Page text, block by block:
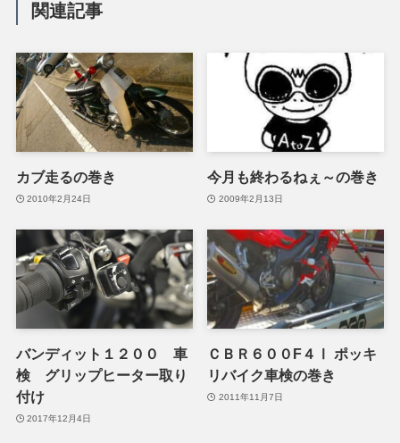
関連記事
カブ走るの巻き
2010年2月24日
今月も終わるねぇ～の巻き
2009年2月13日
バンディット１２００ 車
検 グリップヒーター取り
付け
2017年12月4日
ＣＢＲ６００F４Ⅰ ポッキ
リバイク車検の巻き
2011年11月7日